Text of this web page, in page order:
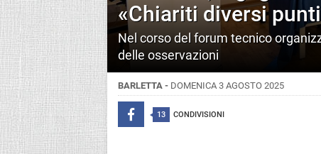
«Chiariti diversi
Nel corso del forum tecnico
delle osservazioni
BARLETTA - DOMENICA 3 AGOSTO 2025
13 CONDIVISIONI